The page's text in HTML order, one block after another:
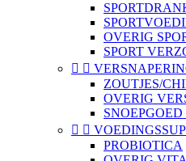
OVERIG
SPORT
 
ZOUTJES/
OVERIG
 
PROBIOTICA